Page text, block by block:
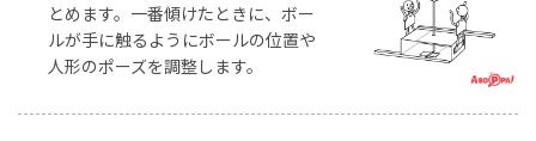
とめます。一番傾けたときに、ボー
ルが手に触るようにボールの位置や
人形のポーズを調整します。